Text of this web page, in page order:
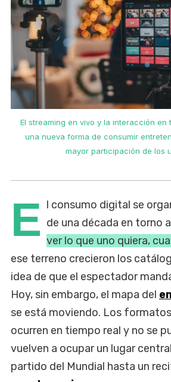
El streaming en vivo y la interacción en
una nueva forma de consumir
mayor participación de los
E l consumo digital se
de una década en torno
ver lo que uno quiera,
ese terreno crecieron los
idea de que el espectador
Hoy, sin embargo, el mapa del
se está moviendo. Los
ocurren en tiempo real y no se
vuelven a ocupar un lugar
partido del Mundial hasta un